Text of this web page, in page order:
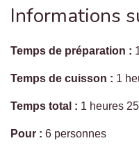
Informations
Temps de préparation :
Temps de cuisson : 1
Temps total : 1 heures
Pour : 6 personnes